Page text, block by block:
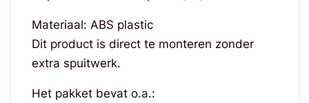
Materiaal: ABS plastic
Dit product is direct te monteren zonder
extra spuitwerk.
Het pakket bevat o.a.: